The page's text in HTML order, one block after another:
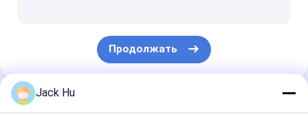
Продолжать
Наши Категории
Jack Hu